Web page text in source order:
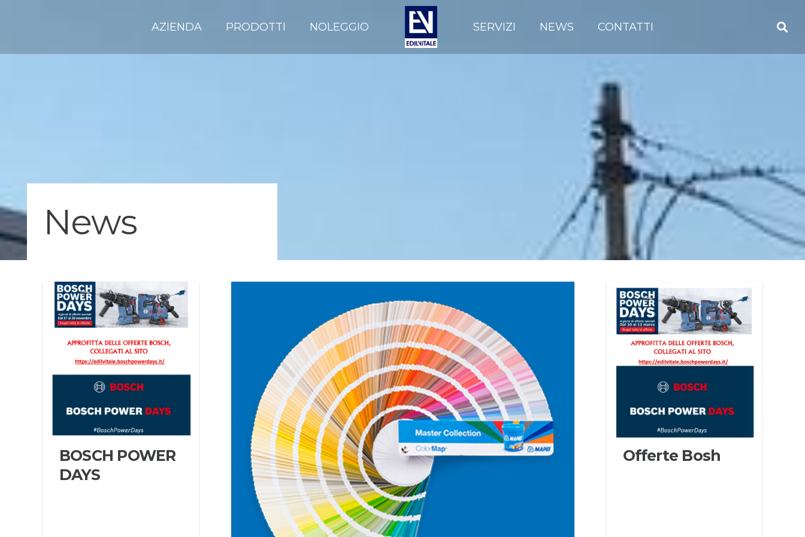
AZIENDA PRODOTTI NOLEGGIO SERVIZI NEWS CONTATTI
News
BOSCH POWER
DAYS
Offerte Bosh